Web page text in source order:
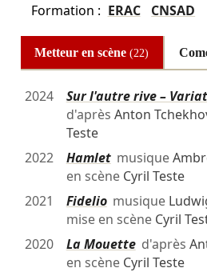
Formation : ERAC CNSAD
Metteur en scène(22)
2024
Sur l'autre rive –
d'après Anton
Teste
2022
Hamletmusique
en scène Cyril Teste
2021
Fideliomusique
mise en scène Cyril
2020
La Mouetted'après
en scène Cyril Teste